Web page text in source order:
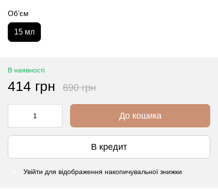
Обʼєм
15 мл
В наявності
414 грн 690 грн
До кошика
В кредит
Увійти для відображення накопичувальної знижки